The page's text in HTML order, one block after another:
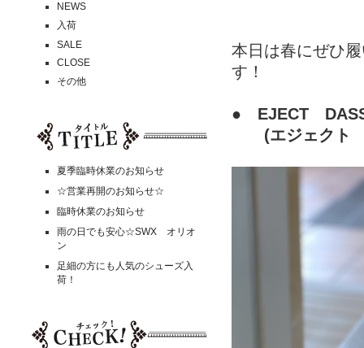
本日は春にぜひ
す！
● EJECT
(エジェクト
NEWS
入荷
SALE
CLOSE
その他
夏季臨時休業のお知らせ
☆営業再開のお知らせ☆
臨時休業のお知らせ
雨の日でも安心☆SWX オリオ
ン
足細の方にも人気のシューズ入
荷！